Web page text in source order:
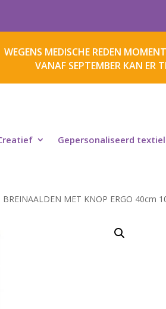
WEGENS MEDISCHE REDEN
VANAF SEPTEMBER KAN ER
Gepersonaliseerd textiel
MET KNOP ERGO 40cm